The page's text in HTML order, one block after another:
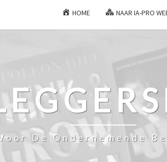
HOME NAAR IA-PRO
De Ondernemende